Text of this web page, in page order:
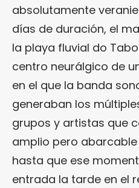
absolutamente
días de duración, el
la playa fluvial do
centro neurálgico de
en el que la banda
generaban los
grupos y artistas que
amplio pero
hasta que ese
entrada la tarde en el